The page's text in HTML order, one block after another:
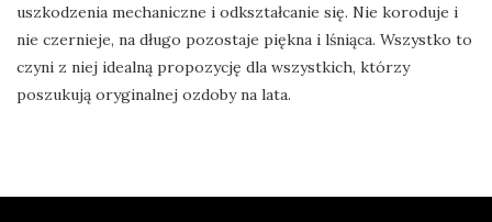
uszkodzenia mechaniczne i odkształcanie się. Nie koroduje i
nie czernieje, na długo pozostaje piękna i lśniąca. Wszystko to
czyni z niej idealną propozycję dla wszystkich, którzy
poszukują oryginalnej ozdoby na lata.